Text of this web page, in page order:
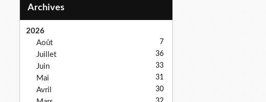
Archives
2026
Août
7
Juillet 36
Juin 33
Mai 31
Avril 30